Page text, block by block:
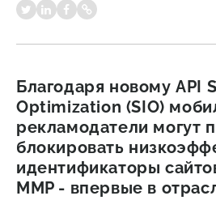
Благодаря новому API
Optimization (SIO)
рекламодатели могут
блокировать
идентификаторы
MMP - впервые в